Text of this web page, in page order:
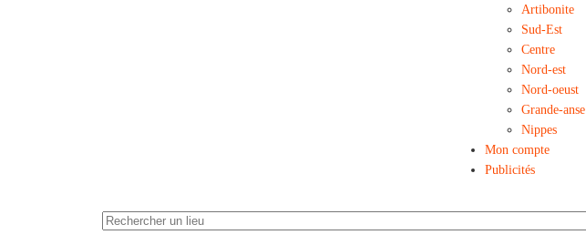
Artibonite
Sud-Est
Centre
Nord-est
Nord-oeust
Grande-anse
Nippes
Mon compte
Publicités